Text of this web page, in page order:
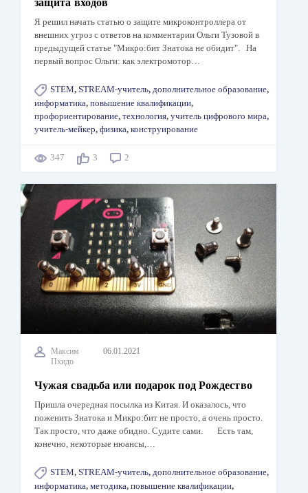
защита входов
Я решил начать статью о защите микроконтроллера от
внешних угроз с ответов на комментарии Ольги Тузовой в
предыдущей статье "Микро:бит Знатока не обидит". На
первый вопрос Ольги: как электромотор…
STEM, STREAM-учитель, дополнительное образование,
информатика, повышение квалификации,
профориентирование, технология, учитель цифрового мира,
учитель-мейкер, физика, конструирование
347 3 2
Максим
Пхидо
06.01.2021
Чужая свадьба или подарок под Рождество
Пришла очередная посылка из Китая. И оказалось, что
поженить Знатока и Микро:бит не просто, а очень просто.
Так просто, что даже обидно. Судите сами. Есть там,
конечно, некоторые нюансы,…
STEM, STREAM-учитель, дополнительное образование,
информатика, методика, повышение квалификации,